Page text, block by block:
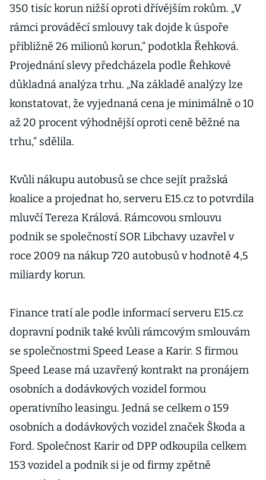
350 tisíc korun nižší oproti dřívějším rokům. „V
rámci prováděcí smlouvy tak dojde k úspoře
přibližně 26 milionů korun,“ podotkla Řehková.
Projednání slevy předcházela podle Řehkové
důkladná analýza trhu. „Na základě analýzy lze
konstatovat, že vyjednaná cena je minimálně o 10
až 20 procent výhodnější oproti ceně běžné na
trhu,“ sdělila.
Kvůli nákupu autobusů se chce sejít pražská
koalice a projednat ho, serveru E15.cz to potvrdila
mluvčí Tereza Králová. Rámcovou smlouvu
podnik se společností SOR Libchavy uzavřel v
roce 2009 na nákup 720 autobusů v hodnotě 4,5
miliardy korun.
Finance tratí ale podle informací serveru E15.cz
dopravní podnik také kvůli rámcovým smlouvám
se společnostmi Speed Lease a Karir. S firmou
Speed Lease má uzavřený kontrakt na pronájem
osobních a dodávkových vozidel formou
operativního leasingu. Jedná se celkem o 159
osobních a dodávkových vozidel značek Škoda a
Ford. Společnost Karir od DPP odkoupila celkem
153 vozidel a podnik si je od firmy zpětně